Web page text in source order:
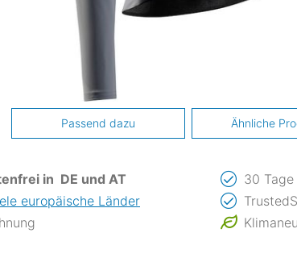
Passend dazu Ähnliche
in DE und AT
europäische Länder
30